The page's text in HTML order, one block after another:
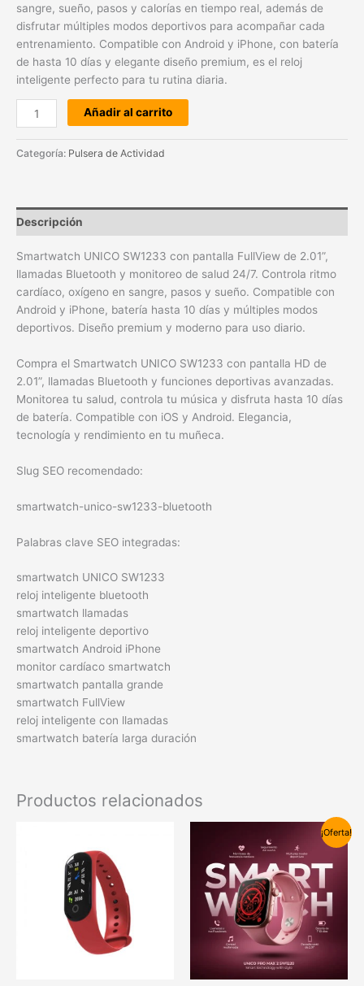
sangre, sueño, pasos y calorías en tiempo real, además de
disfrutar múltiples modos deportivos para acompañar cada
entrenamiento. Compatible con Android y iPhone, con batería
de hasta 10 días y elegante diseño premium, es el reloj
inteligente perfecto para tu rutina diaria.
Añadir al carrito
Categoría: Pulsera de Actividad
Descripción
Smartwatch UNICO SW1233 con pantalla FullView de 2.01”,
llamadas Bluetooth y monitoreo de salud 24/7. Controla ritmo
cardíaco, oxígeno en sangre, pasos y sueño. Compatible con
Android y iPhone, batería hasta 10 días y múltiples modos
deportivos. Diseño premium y moderno para uso diario.
Compra el Smartwatch UNICO SW1233 con pantalla HD de
2.01”, llamadas Bluetooth y funciones deportivas avanzadas.
Monitorea tu salud, controla tu música y disfruta hasta 10 días
de batería. Compatible con iOS y Android. Elegancia,
tecnología y rendimiento en tu muñeca.
Slug SEO recomendado:
smartwatch-unico-sw1233-bluetooth
Palabras clave SEO integradas:
smartwatch UNICO SW1233
reloj inteligente bluetooth
smartwatch llamadas
reloj inteligente deportivo
smartwatch Android iPhone
monitor cardíaco smartwatch
smartwatch pantalla grande
smartwatch FullView
reloj inteligente con llamadas
smartwatch batería larga duración
Productos relacionados
¡Oferta!
original
era:
80,00€.
precio
actual
es:
59,90€.